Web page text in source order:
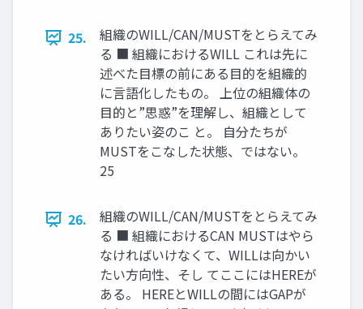
25.
組織のWILL/CAN/MUSTをとらえてみ
る ■ 組織におけるWILL これは先に
述べた目標の前にある目的を組織的
に言語化したもの。 上位の組織体の
目的と”思惑”を理解し、組織として
ありたい姿のこ と。 自分たちが
MUSTをこなした状態、ではない。
25
26.
組織のWILL/CAN/MUSTをとらえてみ
る ■ 組織におけるCAN MUSTはやら
なければいけなくて、WILLは向かい
たい方向性、そし てここにはHEREが
ある。 HEREとWILLの間にはGAPが